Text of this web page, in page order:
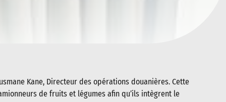
Kane, Directeur des opérations douanières. Cette
de fruits et légumes afin qu’ils intègrent le